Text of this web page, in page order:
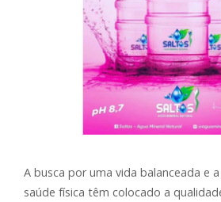
A busca por uma vida balanceada e
saúde física têm colocado a